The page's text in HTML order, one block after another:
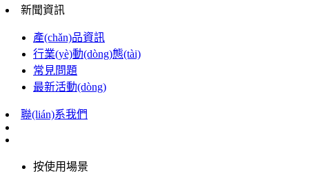
新聞資訊
產(chǎn)品資訊
行業(yè)動(dòng)態(tài)
常見問題
最新活動(dòng)
聯(lián)系我們
按使用場景